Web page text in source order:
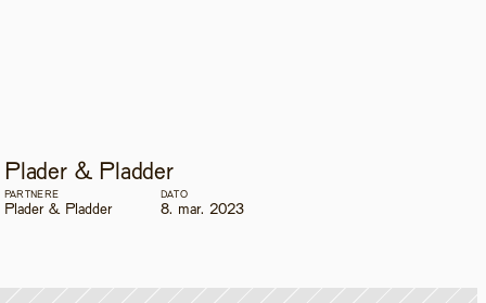
Plader & Pladder
PARTNERE
Plader & Pladder
DATO
8. mar. 2023